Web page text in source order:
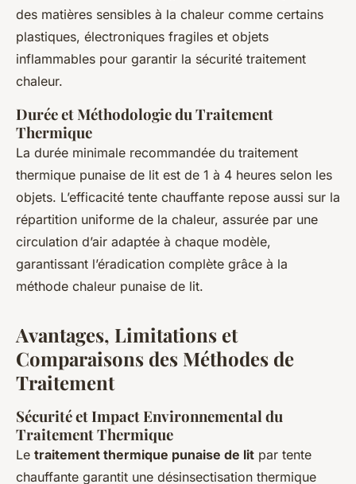
des matières sensibles à la chaleur comme certains
plastiques, électroniques fragiles et objets
inflammables pour garantir la sécurité traitement
chaleur.
Durée et Méthodologie du Traitement
Thermique
La durée minimale recommandée du traitement
thermique punaise de lit est de 1 à 4 heures selon les
objets. L’efficacité tente chauffante repose aussi sur la
répartition uniforme de la chaleur, assurée par une
circulation d’air adaptée à chaque modèle,
garantissant l’éradication complète grâce à la
méthode chaleur punaise de lit.
Avantages, Limitations et
Comparaisons des Méthodes de
Traitement
Sécurité et Impact Environnemental du
Traitement Thermique
Le traitement thermique punaise de lit par tente
chauffante garantit une désinsectisation thermique